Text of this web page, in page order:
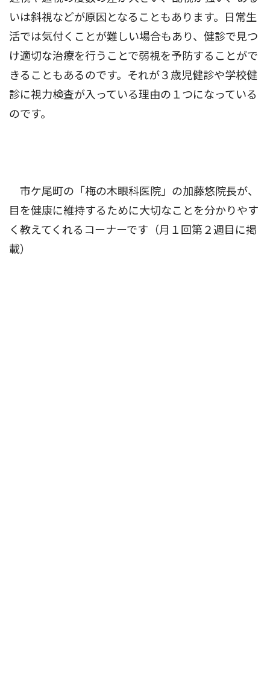
いは斜視などが原因となることもあります。日常生
活では気付くことが難しい場合もあり、健診で見つ
け適切な治療を行うことで弱視を予防することがで
きることもあるのです。それが３歳児健診や学校健
診に視力検査が入っている理由の１つになっている
のです。
市ケ尾町の「梅の木眼科医院」の加藤悠院長が、
目を健康に維持するために大切なことを分かりやす
く教えてくれるコーナーです（月１回第２週目に掲
載）